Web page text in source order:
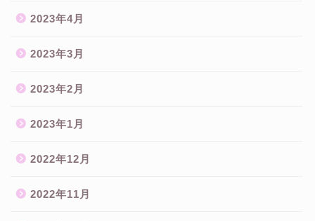
2023年4月
2023年3月
2023年2月
2023年1月
2022年12月
2022年11月